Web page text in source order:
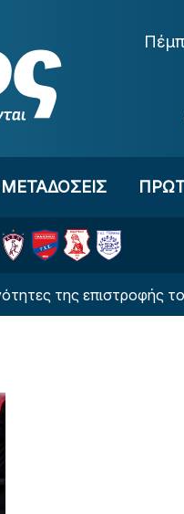
ΜΕΤΑΔΟΣΕΙΣ
του Κουλούρη»